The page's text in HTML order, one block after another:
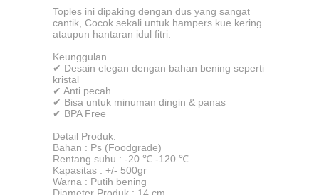
Toples ini dipaking dengan dus yang sangat
cantik, Cocok sekali untuk hampers kue kering
ataupun hantaran idul fitri.
Keunggulan
✔ Desain elegan dengan bahan bening seperti
kristal
✔ Anti pecah
✔ Bisa untuk minuman dingin & panas
✔ BPA Free
Detail Produk:
Bahan : Ps (Foodgrade)
Rentang suhu : -20 ℃ -120 ℃
Kapasitas : +/- 500gr
Warna : Putih bening